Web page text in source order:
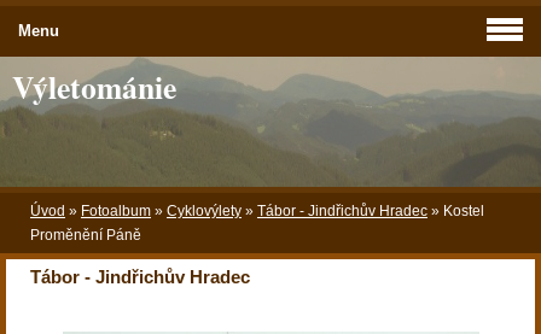
Výletománie
Úvod » Fotoalbum » Cyklovýlety » Tábor - Jindřichův Hradec » Kostel
Proměnění Páně
Tábor - Jindřichův Hradec
Menu